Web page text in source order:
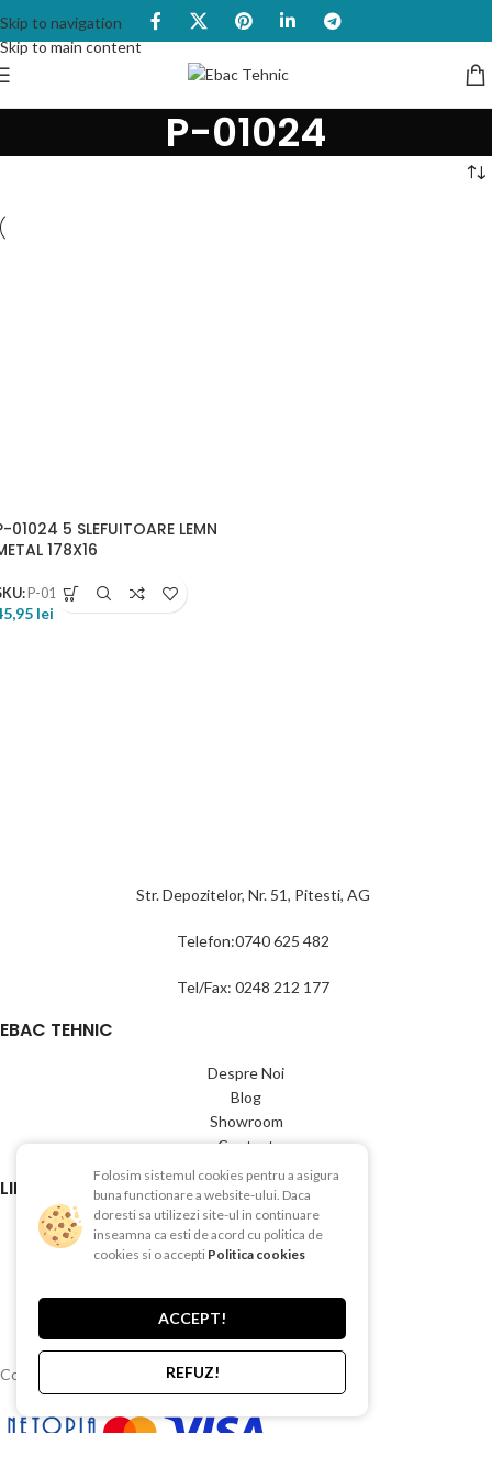
Skip to navigation
Skip to main content
P-01024
01024 5 SLEFUITOARE LEMN
178X16
P-01024
lei
Str. Depozitelor, Nr. 51, Pitesti, AG
Telefon:0740 625 482
Tel/Fax: 0248 212 177
EBAC TEHNIC
Despre Noi
Blog
Showroom
Contact
LINK-URI UTILE
Termeni si conditii
Politica de Confientialitate
Politica de retur
Livrare si plata
Copyright © 2015-2025 EBAC TEHNIC
Folosim sistemul cookies pentru a asigura
buna functionare a website-ului. Daca
doresti sa utilizezi site-ul in continuare
inseamna ca esti de acord cu politica de
cookies si o accepti Politica cookies
ACCEPT!
REFUZ!